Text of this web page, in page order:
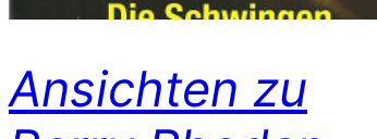
Ansichten zu